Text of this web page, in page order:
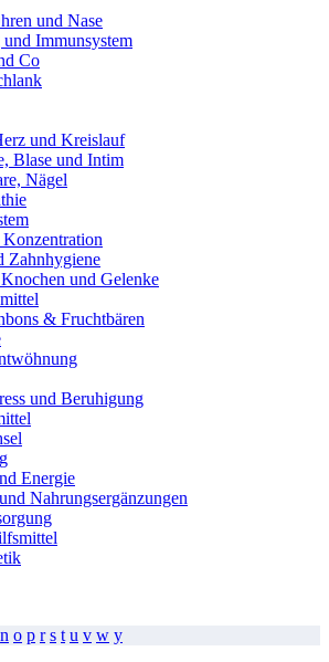
und Nase
Immunsystem
Co
und Kreislauf
Blase und Intim
Nägel
Zahnhygiene
und Gelenke
& Fruchtbären
und Beruhigung
Energie
Nahrungsergänzungen
n o p r s t u v w y